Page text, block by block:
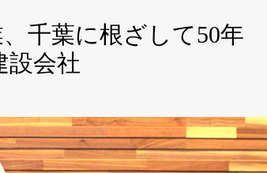
千葉に根ざして50年
設会社